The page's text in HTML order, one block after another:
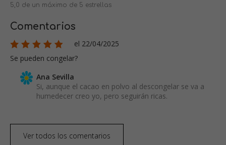
5,0 de un máximo de 5 estrellas
Comentarios
el 22/04/2025
Se pueden congelar?
Ana Sevilla
Si, aunque el cacao en polvo al descongelar se va a
humedecer creo yo, pero seguirán ricas.
Ver todos los comentarios